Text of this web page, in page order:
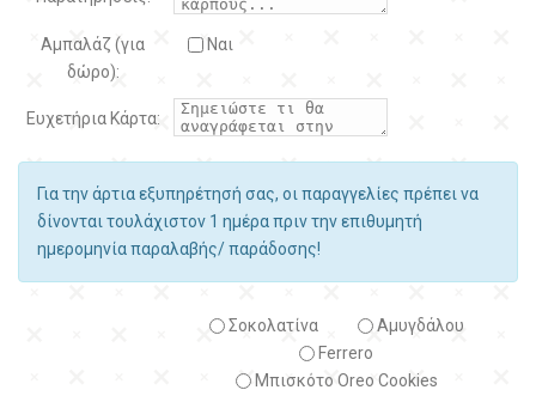
Αμπαλάζ (για
δώρο):
Ναι
Ευχετήρια Κάρτα:
Για την άρτια εξυπηρέτησή σας, οι παραγγελίες πρέπει να
δίνονται τουλάχιστον 1 ημέρα πριν την επιθυμητή
ημερομηνία παραλαβής/ παράδοσης!
Σοκολατίνα
Αμυγδάλου
Ferrero
Μπισκότο Oreo Cookies